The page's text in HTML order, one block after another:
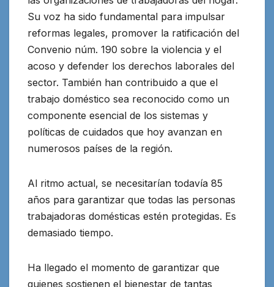
Su voz ha sido fundamental para impulsar
reformas legales, promover la ratificación del
Convenio núm. 190 sobre la violencia y el
acoso y defender los derechos laborales del
sector. También han contribuido a que el
trabajo doméstico sea reconocido como un
componente esencial de los sistemas y
políticas de cuidados que hoy avanzan en
numerosos países de la región.
Al ritmo actual, se necesitarían todavía 85
años para garantizar que todas las personas
trabajadoras domésticas estén protegidas. Es
demasiado tiempo.
Ha llegado el momento de garantizar que
quienes sostienen el bienestar de tantas